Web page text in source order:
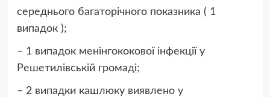
середнього багаторічного показника ( 1
випадок );
– 1 випадок менінгококової інфекції у
Решетилівській громаді;
– 2 випадки кашлюку виявлено у